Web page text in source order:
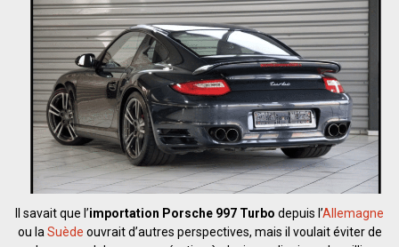
Il savait que l’importation Porsche 997 Turbo depuis l’Allemagne
ou la Suède ouvrait d’autres perspectives, mais il voulait éviter de